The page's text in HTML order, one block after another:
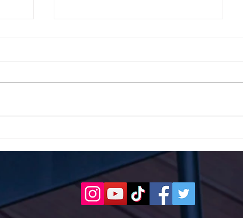
Τώρα. Με σύνθημα "Μίλα
Τώρα" όλα τα σχολεία της
Ελλάδας ενώνουν τις
δυνάμεις τους ενάντια στο